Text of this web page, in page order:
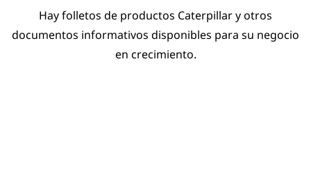
Hay folletos de productos Caterpillar y otros
documentos informativos disponibles para su negocio
en crecimiento.